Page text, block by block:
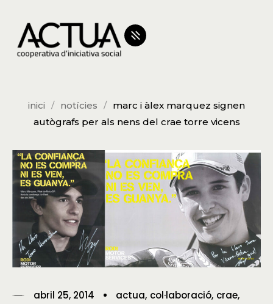
inici notícies
marc i àlex marquez signen
autògrafs per als nens del crae torre vicens
abril 25, 2014 actua col·laboració crae